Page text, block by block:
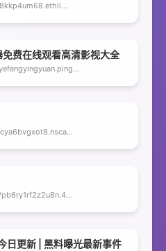
https://tf8kkp4um68.ethlin2.com
费在线观看高清影视大全
http://yefengyingyuan.pingguodianyingwang.top
https://cya6bvgxot8.nscables.com
https://pb6ry1rf2z2u8n.4msmp.com
日更新 | 黑料曝光最新事件